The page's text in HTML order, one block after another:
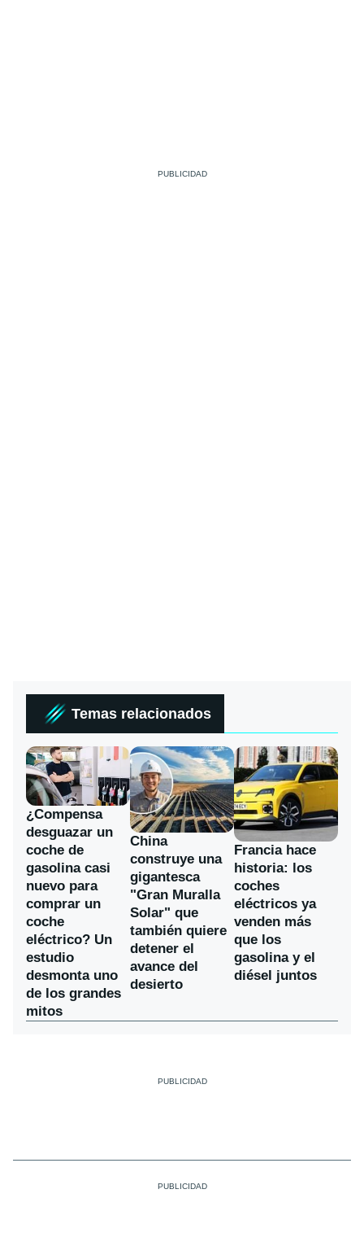
Temas relacionados
¿Compensa
desguazar un
coche de
gasolina casi
nuevo para
comprar un
coche
eléctrico? Un
estudio
desmonta uno
de los grandes
mitos
China
construye una
gigantesca
"Gran Muralla
Solar" que
también quiere
detener el
avance del
desierto
Francia hace
historia: los
coches
eléctricos ya
venden más
que los
gasolina y el
diésel juntos